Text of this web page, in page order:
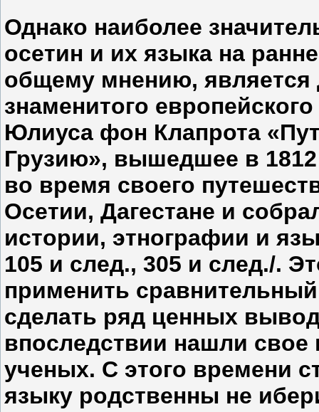
Однако наиболее
осетин и их языка на
общему мнению, является
знаменитого
Юлиуса фон Клапрота
Грузию», вышедшее в 1812
во время своего
Осетии, Дагестане и
истории, этнографии и
105 и след., 305 и след./.
применить
сделать ряд ценных
впоследствии нашли свое
ученых. С этого времени
языку родственны не